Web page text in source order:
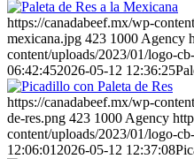
https://canadabeef.mx/wp-
mexicana.jpg 423 1000 Agency
content/uploads/2023/01/logo-
06:42:452026-05-12 12:36:25
https://canadabeef.mx/wp-
de-res.png 423 1000 Agency
content/uploads/2023/01/logo-
12:06:01 2026-05-12 12:37:08